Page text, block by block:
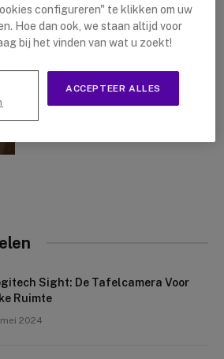
By Lushanna Dijkstra 2 maart 2023
Sight: De Tafelcamera Voor
Ruimte
2024
configureren" te klikken om uw
Hoe dan ook, we staan altijd voor
bij het vinden van wat u zoekt!
ACCEPTEER ALLES